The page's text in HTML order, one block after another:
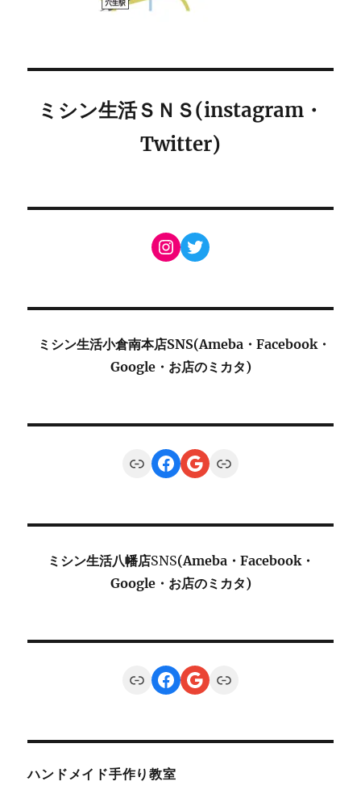
ミシン生活ＳＮＳ(instagram・
Twitter)
Instagram
Twitter
ミシン生活小倉南本店SNS(Ameba・Facebook・
Google・お店のミカタ)
LinkFacebook
Google
Link
ミシン生活八幡店SNS(Ameba・Facebook・
Google・お店のミカタ)
LinkFacebook
Google
Link
ハンドメイド手作り教室